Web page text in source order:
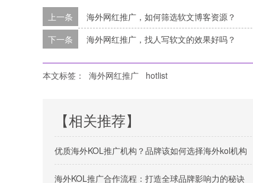
上一条
海外网红推广，如何筛选软文博客资源？
下一条 海外网红推广，找人写软文的效果好吗？
本文标签： 海外网红推广 hotlist
【相关推荐】
优质海外KOL推广机构？品牌该如何选择海外kol机构
海外KOL推广合作流程：打造全球品牌影响力的秘诀